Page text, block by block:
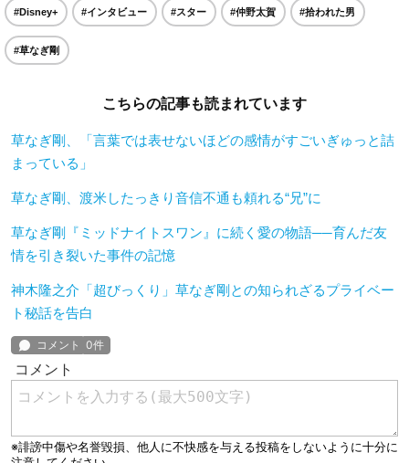
#Disney+ #インタビュー #スター #仲野太賀 #拾われた男
#草なぎ剛
こちらの記事も読まれています
草なぎ剛、「言葉では表せないほどの感情がすごいぎゅっと詰
まっている」
草なぎ剛、渡米したっきり音信不通も頼れる“兄”に
草なぎ剛『ミッドナイトスワン』に続く愛の物語──育んだ友
情を引き裂いた事件の記憶
神木隆之介「超びっくり」草なぎ剛との知られざるプライベー
ト秘話を告白